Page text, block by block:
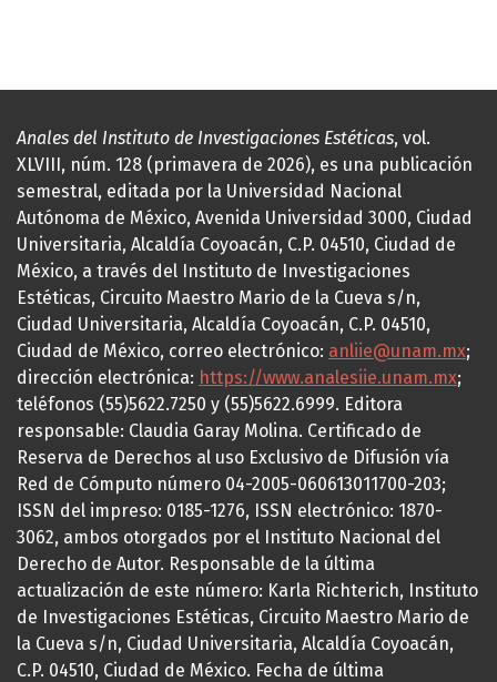
Anales del Instituto de Investigaciones Estéticas, vol.
XLVIII, núm. 128 (primavera de 2026), es una publicación
semestral, editada por la Universidad Nacional
Autónoma de México, Avenida Universidad 3000, Ciudad
Universitaria, Alcaldía Coyoacán, C.P. 04510, Ciudad de
México, a través del Instituto de Investigaciones
Estéticas, Circuito Maestro Mario de la Cueva s/n,
Ciudad Universitaria, Alcaldía Coyoacán, C.P. 04510,
Ciudad de México, correo electrónico: anliie@unam.mx;
dirección electrónica: https://www.analesiie.unam.mx;
teléfonos (55)5622.7250 y (55)5622.6999. Editora
responsable: Claudia Garay Molina. Certificado de
Reserva de Derechos al uso Exclusivo de Difusión vía
Red de Cómputo número 04-2005-060613011700-203;
ISSN del impreso: 0185-1276, ISSN electrónico: 1870-
3062, ambos otorgados por el Instituto Nacional del
Derecho de Autor. Responsable de la última
actualización de este número: Karla Richterich, Instituto
de Investigaciones Estéticas, Circuito Maestro Mario de
la Cueva s/n, Ciudad Universitaria, Alcaldía Coyoacán,
C.P. 04510, Ciudad de México. Fecha de última